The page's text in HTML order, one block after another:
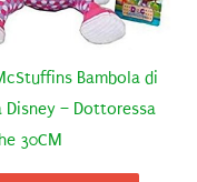
Bambola di
Disney – Dottoressa
30CM